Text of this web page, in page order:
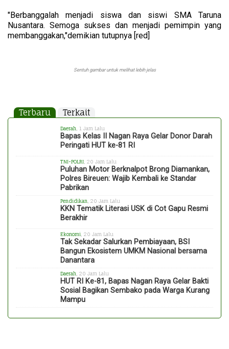
"Berbanggalah menjadi siswa dan siswi SMA Taruna
Nusantara. Semoga sukses dan menjadi pemimpin yang
membanggakan,"demikian tutupnya [red]
Sentuh gambar untuk melihat lebih jelas
Terbaru Terkait
Daerah , 1 Jam Lalu
Bapas Kelas II Nagan Raya Gelar Donor Darah
Peringati HUT ke-81 RI
TNI-POLRI , 20 Jam Lalu
Puluhan Motor Berknalpot Brong Diamankan,
Polres Bireuen: Wajib Kembali ke Standar
Pabrikan
Pendidikan , 20 Jam Lalu
KKN Tematik Literasi USK di Cot Gapu Resmi
Berakhir
Ekonomi , 20 Jam Lalu
Tak Sekadar Salurkan Pembiayaan, BSI
Bangun Ekosistem UMKM Nasional bersama
Danantara
Daerah , 20 Jam Lalu
HUT RI Ke-81, Bapas Nagan Raya Gelar Bakti
Sosial Bagikan Sembako pada Warga Kurang
Mampu